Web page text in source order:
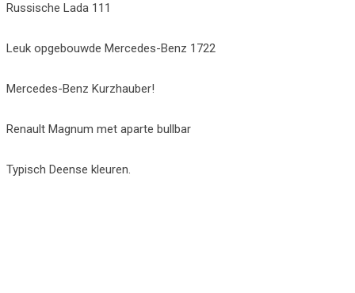
Russische Lada 111
Leuk opgebouwde Mercedes-Benz 1722
Mercedes-Benz Kurzhauber!
Renault Magnum met aparte bullbar
Typisch Deense kleuren.